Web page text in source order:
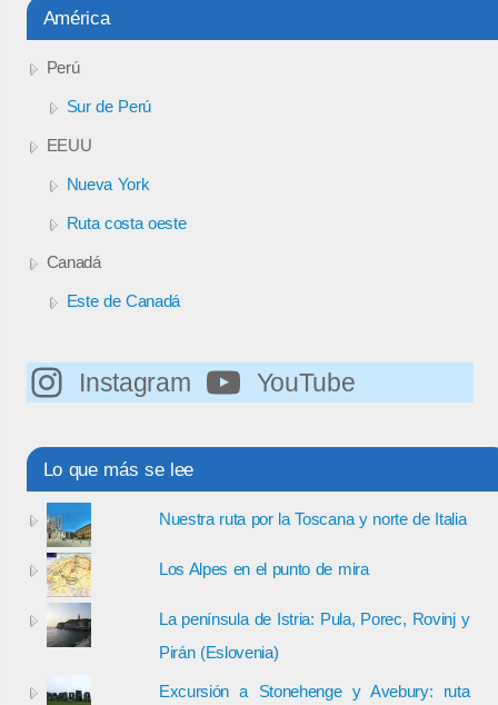
América
Perú
Sur de Perú
EEUU
Nueva York
Ruta costa oeste
Canadá
Este de Canadá
Instagram YouTube
Lo que más se lee
Nuestra ruta por la Toscana y norte de Italia
Los Alpes en el punto de mira
La península de Istria: Pula, Porec, Rovinj y
Pirán (Eslovenia)
Excursión a Stonehenge y Avebury: ruta